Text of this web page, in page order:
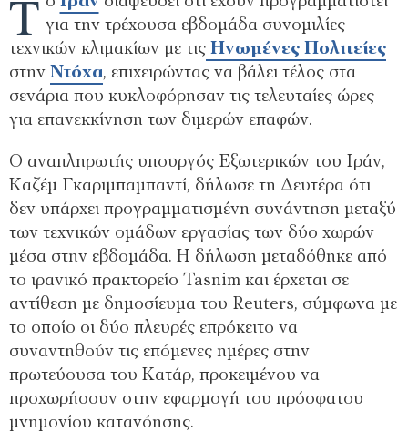
Τ για την τρέχουσα εβδομάδα συνομιλίες
τεχνικών κλιμακίων με τις Ηνωμένες Πολιτείες
στην Ντόχα, επιχειρώντας να βάλει τέλος στα
σενάρια που κυκλοφόρησαν τις τελευταίες ώρες
για επανεκκίνηση των διμερών επαφών.
Ο αναπληρωτής υπουργός Εξωτερικών του Ιράν,
Καζέμ Γκαριμπαμπαντί, δήλωσε τη Δευτέρα ότι
δεν υπάρχει προγραμματισμένη συνάντηση μεταξύ
των τεχνικών ομάδων εργασίας των δύο χωρών
μέσα στην εβδομάδα. Η δήλωση μεταδόθηκε από
το ιρανικό πρακτορείο Tasnim και έρχεται σε
αντίθεση με δημοσίευμα του Reuters, σύμφωνα με
το οποίο οι δύο πλευρές επρόκειτο να
συναντηθούν τις επόμενες ημέρες στην
πρωτεύουσα του Κατάρ, προκειμένου να
προχωρήσουν στην εφαρμογή του πρόσφατου
μνημονίου κατανόησης.